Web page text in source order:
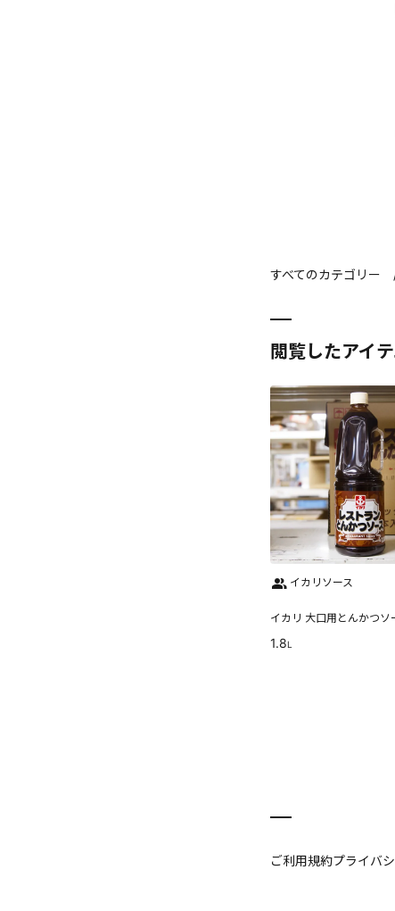
すべてのカテゴリー
閲覧したアイ
イカリソース
イカリ 大口用とんかつソ
1.8L
ご利用規約プライバ